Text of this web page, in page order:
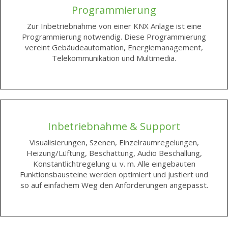
Programmierung
Zur Inbetriebnahme von einer KNX Anlage ist eine
Programmierung notwendig. Diese Programmierung
vereint Gebäudeautomation, Energiemanagement,
Telekommunikation und Multimedia.
Inbetriebnahme & Support
Visualisierungen, Szenen, Einzelraumregelungen,
Heizung/Lüftung, Beschattung, Audio Beschallung,
Konstantlichtregelung u. v. m. Alle eingebauten
Funktionsbausteine werden optimiert und justiert und
so auf einfachem Weg den Anforderungen angepasst.